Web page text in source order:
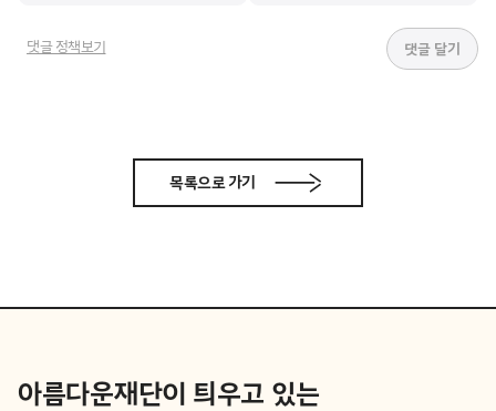
댓글 정책보기
목록으로 가기
아름다운재단이 틔우고 있는